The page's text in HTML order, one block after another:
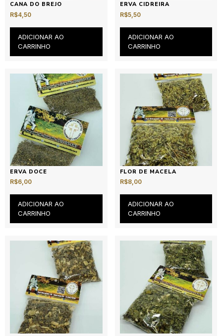
CANA DO BREJO
R$4,50
ADICIONAR AO
CARRINHO
ERVA CIDREIRA
R$5,50
ADICIONAR AO
CARRINHO
ERVA DOCE
R$6,00
ADICIONAR AO
CARRINHO
FLOR DE MACELA
R$8,00
ADICIONAR AO
CARRINHO